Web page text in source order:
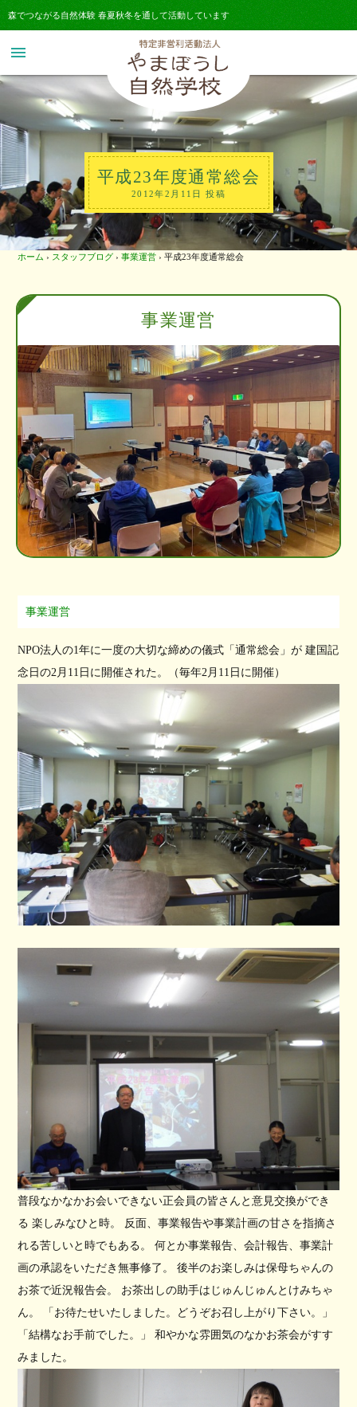
森でつながる自然体験 春夏秋冬を通して活動しています
menu
平成23年度通常総会
2012年2月11日 投稿
ホーム › スタッフブログ › 事業運営 › 平成23年度通常総会
事業運営
事業運営
NPO法人の1年に一度の大切な締めの儀式「通常総会」が 建国記
念日の2月11日に開催された。（毎年2月11日に開催）
普段なかなかお会いできない正会員の皆さんと意見交換ができ
る 楽しみなひと時。 反面、事業報告や事業計画の甘さを指摘さ
れる苦しいと時でもある。 何とか事業報告、会計報告、事業計
画の承認をいただき無事修了。 後半のお楽しみは保母ちゃんの
お茶で近況報告会。 お茶出しの助手はじゅんじゅんとけみちゃ
ん。 「お待たせいたしました。どうぞお召し上がり下さい。」
「結構なお手前でした。」 和やかな雰囲気のなかお茶会がすす
みました。